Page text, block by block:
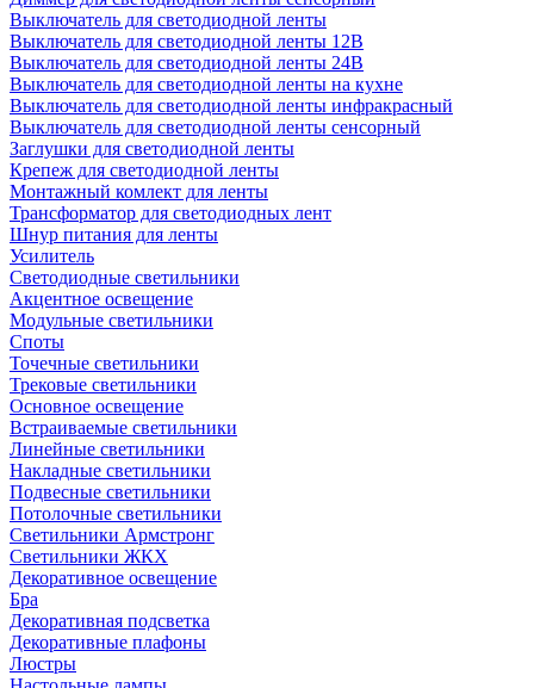
Выключатель для светодиодной ленты
Выключатель для светодиодной ленты 12В
Выключатель для светодиодной ленты 24В
Выключатель для светодиодной ленты на кухне
Выключатель для светодиодной ленты инфракрасный
Выключатель для светодиодной ленты сенсорный
Заглушки для светодиодной ленты
Крепеж для светодиодной ленты
Монтажный комлект для ленты
Трансформатор для светодиодных лент
Шнур питания для ленты
Усилитель
Светодиодные светильники
Акцентное освещение
Модульные светильники
Споты
Точечные светильники
Трековые светильники
Основное освещение
Встраиваемые светильники
Линейные светильники
Накладные светильники
Подвесные светильники
Потолочные светильники
Светильники Армстронг
Светильники ЖКХ
Декоративное освещение
Бра
Декоративная подсветка
Декоративные плафоны
Люстры